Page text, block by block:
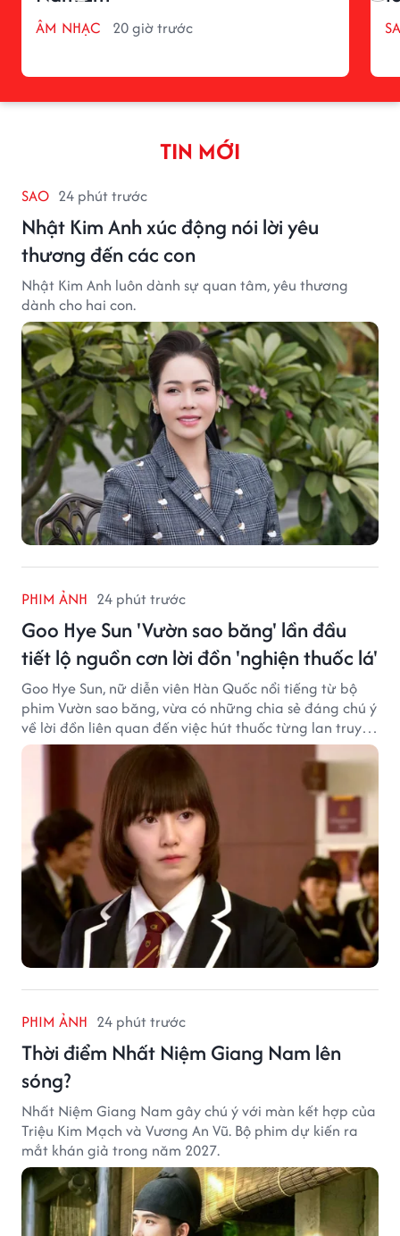
ÂM NHẠC 20 giờ trước
TIN MỚI
SAO 24 phút trước
Nhật Kim Anh xúc động nói lời yêu
thương đến các con
Nhật Kim Anh luôn dành sự quan tâm, yêu thương
dành cho hai con.
PHIM ẢNH 24 phút trước
Goo Hye Sun 'Vườn sao băng' lần đầu
tiết lộ nguồn cơn lời đồn 'nghiện thuốc lá'
Goo Hye Sun, nữ diễn viên Hàn Quốc nổi tiếng từ bộ
phim Vườn sao băng, vừa có những chia sẻ đáng chú ý
về lời đồn liên quan đến việc hút thuốc từng lan truyền
trong giới sinh viên và trên mạng xã hội suốt nhiều
PHIM ẢNH 24 phút trước
Thời điểm Nhất Niệm Giang Nam lên
sóng?
Nhất Niệm Giang Nam gây chú ý với màn kết hợp của
Triệu Kim Mạch và Vương An Vũ. Bộ phim dự kiến ra
mắt khán giả trong năm 2027.